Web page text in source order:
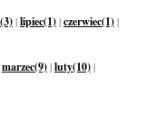
|lipiec(1)|czerwiec(1)|
marzec(9)|luty(10)|